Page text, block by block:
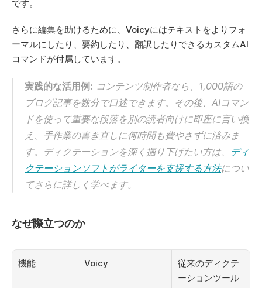
です。
さらに編集を助けるために、Voicyにはテキストをよりフォ
ーマルにしたり、要約したり、翻訳したりできるカスタムAI
コマンドが付属しています。
実践的な活用例: コンテンツ制作者なら、1,000語の
ブログ記事を数分で口述できます。その後、AIコマン
ドを使って重要な段落を別の読者向けに即座に言い換
え、手作業の書き直しに何時間も費やさずに済みま
す。ディクテーションを深く掘り下げたい方は、 ディ
クテーションソフトがライターを支援する方法につい
てさらに詳しく学べます。
なぜ際立つのか
機能 Voicy
従来のディクテ
ーションツール